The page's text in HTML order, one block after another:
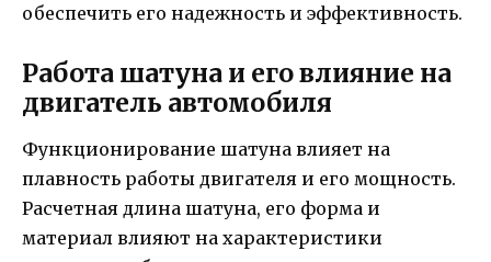
обеспечить его надежность и эффективность.
Работа шатуна и его влияние на
двигатель автомобиля
Функционирование шатуна влияет на
плавность работы двигателя и его мощность.
Расчетная длина шатуна, его форма и
материал влияют на характеристики